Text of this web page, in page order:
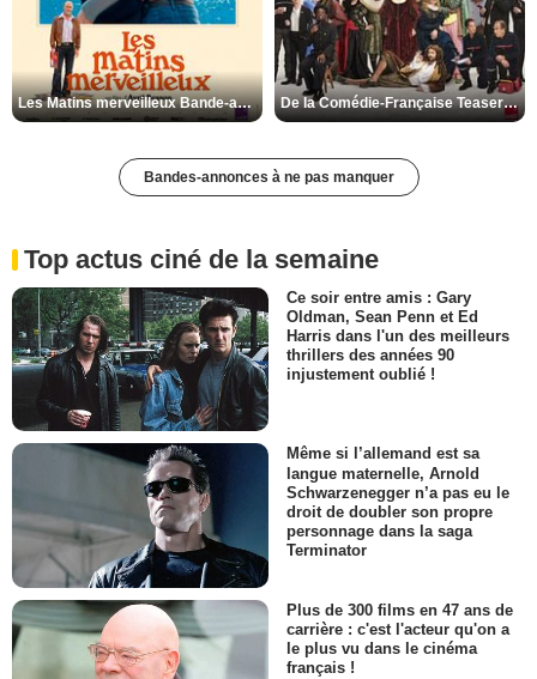
Les Matins merveilleux Bande-annonce VF De la Comédie-Française Teaser VF
Bandes-annonces à ne pas manquer
Top actus ciné de la semaine
Ce soir entre amis : Gary
Oldman, Sean Penn et Ed
Harris dans l'un des meilleurs
thrillers des années 90
injustement oublié !
Même si l’allemand est sa
langue maternelle, Arnold
Schwarzenegger n’a pas eu le
droit de doubler son propre
personnage dans la saga
Terminator
Plus de 300 films en 47 ans de
carrière : c'est l'acteur qu'on a
le plus vu dans le cinéma
français !